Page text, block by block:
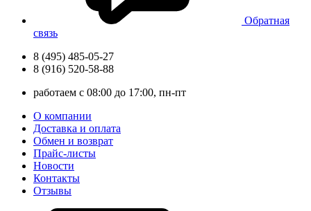
Обратная
связь
8 (495) 485-05-27
8 (916) 520-58-88
работаем с 08:00 до 17:00, пн-пт
О компании
Доставка и оплата
Обмен и возврат
Прайс-листы
Новости
Контакты
Отзывы